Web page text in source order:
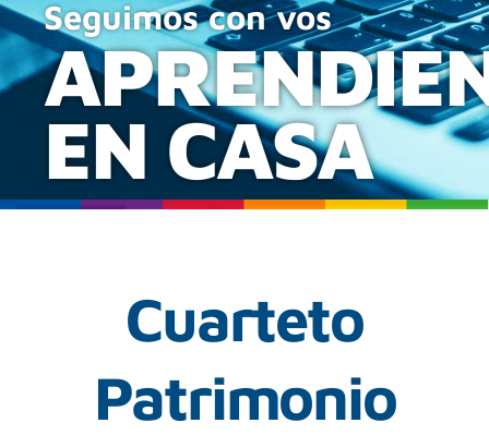
Seguimos con vos
EN CASA
Cuarteto
Patrimonio